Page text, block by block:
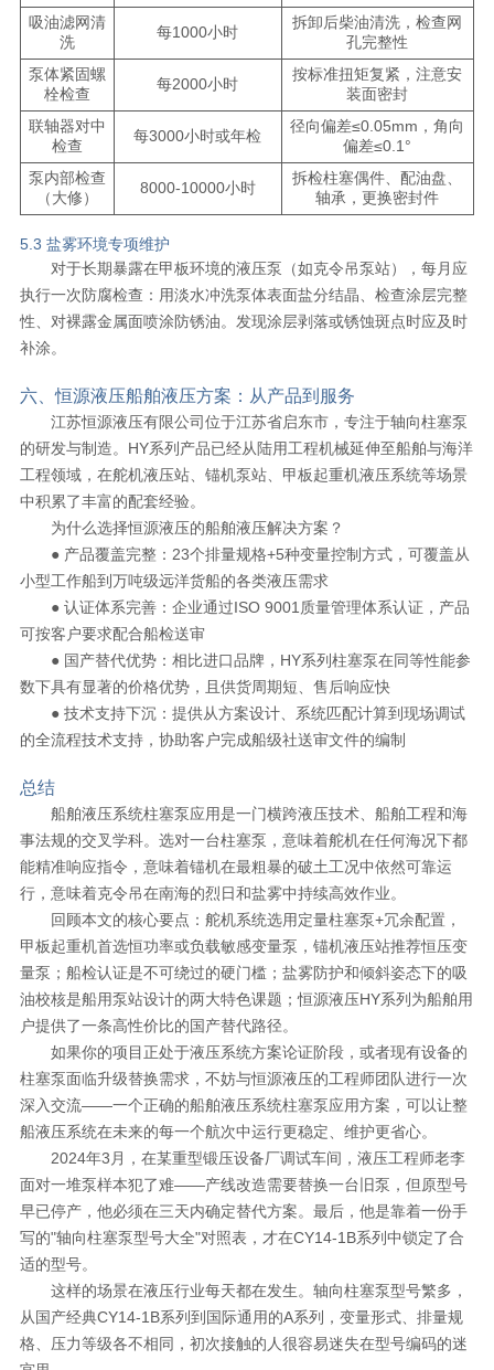
吸油滤网清
洗
每1000小时
拆卸后柴油清洗，检查网
孔完整性
泵体紧固螺
栓检查
每2000小时
按标准扭矩复紧，注意安
装面密封
联轴器对中
检查
每3000小时或年检
径向偏差≤0.05mm，角向
偏差≤0.1°
泵内部检查
（大修）
8000-10000小时
拆检柱塞偶件、配油盘、
轴承，更换密封件
5.3 盐雾环境专项维护
对于长期暴露在甲板环境的液压泵（如克令吊泵站），每月应
执行一次防腐检查：用淡水冲洗泵体表面盐分结晶、检查涂层完整
性、对裸露金属面喷涂防锈油。发现涂层剥落或锈蚀斑点时应及时
补涂。
六、恒源液压船舶液压方案：从产品到服务
江苏恒源液压有限公司位于江苏省启东市，专注于轴向柱塞泵
的研发与制造。HY系列产品已经从陆用工程机械延伸至船舶与海洋
工程领域，在舵机液压站、锚机泵站、甲板起重机液压系统等场景
中积累了丰富的配套经验。
为什么选择恒源液压的船舶液压解决方案？
● 产品覆盖完整：23个排量规格+5种变量控制方式，可覆盖从
小型工作船到万吨级远洋货船的各类液压需求
● 认证体系完善：企业通过ISO 9001质量管理体系认证，产品
可按客户要求配合船检送审
● 国产替代优势：相比进口品牌，HY系列柱塞泵在同等性能参
数下具有显著的价格优势，且供货周期短、售后响应快
● 技术支持下沉：提供从方案设计、系统匹配计算到现场调试
的全流程技术支持，协助客户完成船级社送审文件的编制
总结
船舶液压系统柱塞泵应用是一门横跨液压技术、船舶工程和海
事法规的交叉学科。选对一台柱塞泵，意味着舵机在任何海况下都
能精准响应指令，意味着锚机在最粗暴的破土工况中依然可靠运
行，意味着克令吊在南海的烈日和盐雾中持续高效作业。
回顾本文的核心要点：舵机系统选用定量柱塞泵+冗余配置，
甲板起重机首选恒功率或负载敏感变量泵，锚机液压站推荐恒压变
量泵；船检认证是不可绕过的硬门槛；盐雾防护和倾斜姿态下的吸
油校核是船用泵站设计的两大特色课题；恒源液压HY系列为船舶用
户提供了一条高性价比的国产替代路径。
如果你的项目正处于液压系统方案论证阶段，或者现有设备的
柱塞泵面临升级替换需求，不妨与恒源液压的工程师团队进行一次
深入交流——一个正确的船舶液压系统柱塞泵应用方案，可以让整
船液压系统在未来的每一个航次中运行更稳定、维护更省心。
2024年3月，在某重型锻压设备厂调试车间，液压工程师老李
面对一堆泵样本犯了难——产线改造需要替换一台旧泵，但原型号
早已停产，他必须在三天内确定替代方案。最后，他是靠着一份手
写的"轴向柱塞泵型号大全"对照表，才在CY14-1B系列中锁定了合
适的型号。
这样的场景在液压行业每天都在发生。轴向柱塞泵型号繁多，
从国产经典CY14-1B系列到国际通用的A系列，变量形式、排量规
格、压力等级各不相同，初次接触的人很容易迷失在型号编码的迷